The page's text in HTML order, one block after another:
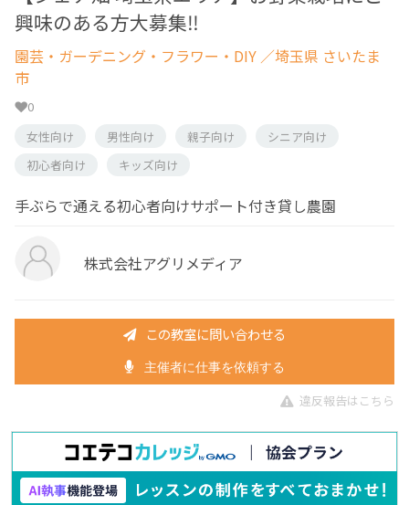
興味のある方大募集‼
園芸・ガーデニング・フラワー・DIY ／埼玉県 さいたま
市
0
女性向け
男性向け 親子向け
シニア向け
初心者向け
キッズ向け
手ぶらで通える初心者向けサポート付き貸し農園
株式会社アグリメディア
この教室に問い合わせる
主催者に仕事を依頼する
違反報告はこちら